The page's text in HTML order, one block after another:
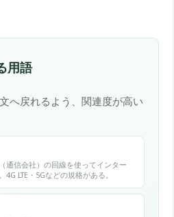
用語
へ戻れるよう、関連度が高い
通信会社）の回線を使ってインター
LTE・5Gなどの規格がある。